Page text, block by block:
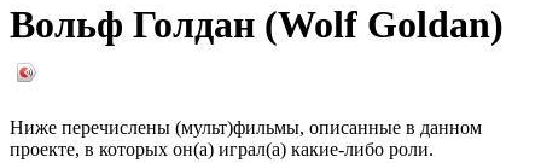
Вольф Голдан (Wolf Goldan)
Ниже перечислены (мульт)фильмы, описанные в данном
проекте, в которых он(а) играл(а) какие-либо роли.